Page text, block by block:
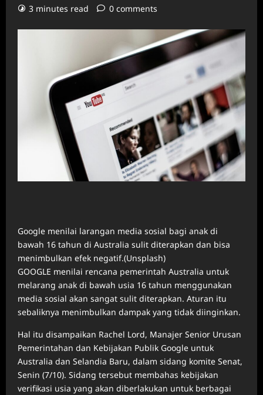
3 minutes read
0 comments
Google menilai larangan media sosial bagi anak di
bawah 16 tahun di Australia sulit diterapkan dan bisa
menimbulkan efek negatif.(Unsplash)
GOOGLE menilai rencana pemerintah Australia untuk
melarang anak di bawah usia 16 tahun menggunakan
media sosial akan sangat sulit diterapkan. Aturan itu
sebaliknya menimbulkan dampak yang tidak diinginkan.
Hal itu disampaikan Rachel Lord, Manajer Senior Urusan
Pemerintahan dan Kebijakan Publik Google untuk
Australia dan Selandia Baru, dalam sidang komite Senat,
Senin (7/10). Sidang tersebut membahas kebijakan
verifikasi usia yang akan diberlakukan untuk berbagai